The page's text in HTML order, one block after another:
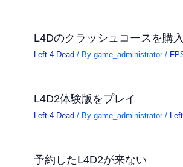
L4Dのクラッシュコースを購入
Left 4 Dead / Bygame_administrator/
L4D2体験版をプレイ
Left 4 Dead / Bygame_administrator/
予約したL4D2が来ない